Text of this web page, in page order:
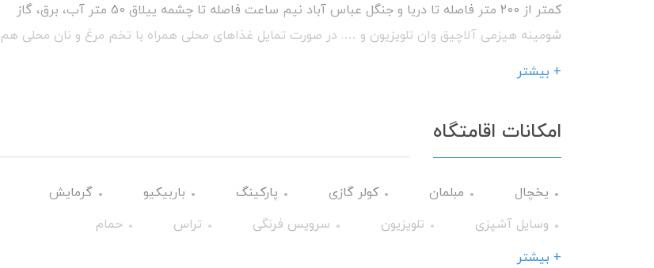
کمتر از 200 متر فاصله تا دریا و جنگل عباس آباد نیم ساعت فاصله تا چشمه ییلاق 50 متر آب، برق، گاز
شومینه هیزمی آلاچیق وان تلویزیون و …. در صورت تمایل غذاهای محلی همراه با تخم مرغ و نان محلی هم
+ بیشتر
امکانات اقامتگاه
یخچال مبلمان کولر گازی پارکینگ باربیکیو
گرمایش
وسایل آشپزی
تلویزیون سرویس فرنگی تراس
حمام
فضای سبز
+ بیشتر